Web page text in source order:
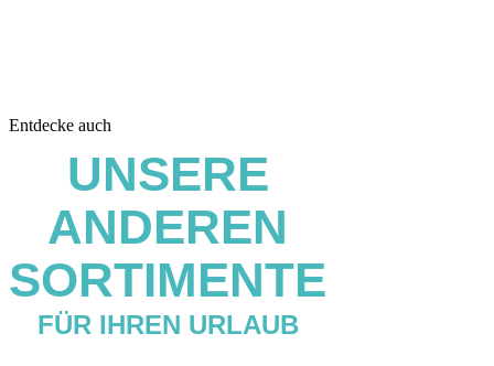
Entdecke auch
UNSERE
ANDEREN
SORTIMENTE
FÜR IHREN URLAUB